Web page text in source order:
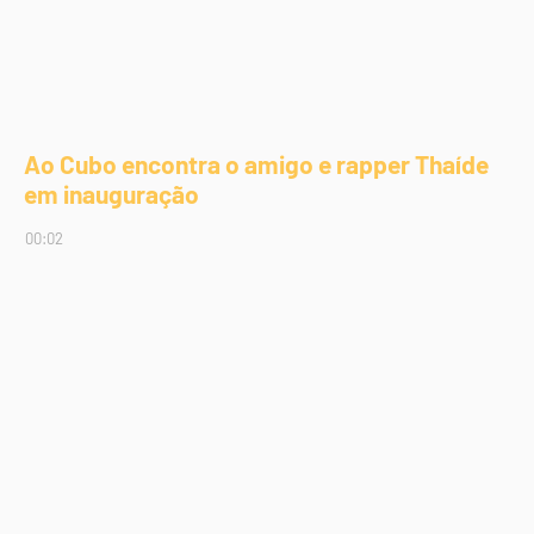
Ao Cubo encontra o amigo e rapper Thaíde
em inauguração
00:02